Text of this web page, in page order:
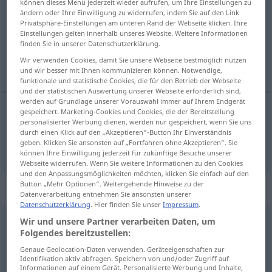
Übersicht aller Übersetzungen
(Für mehr Details die Übersetzung anklicken/antippen)
frei
frei libre
Beispielsätze für "libre"
avoirquartierlibre
können dieses Menü jederzeit wieder aufrufen, um Ihre Einstellungen zu
ändern oder Ihre Einwilligung zu widerrufen, indem Sie auf den Link
Privatsphäre-Einstellungen am unteren Rand der Webseite klicken. Ihre
Einstellungen gelten innerhalb unseres Website. Weitere Informationen
finden Sie in unserer Datenschutzerklärung.
Wir verwenden Cookies, damit Sie unsere Webseite bestmöglich nutzen
und wir besser mit Ihnen kommunizieren können. Notwendige,
funktionale und statistische Cookies, die für den Betrieb der Webseite
und der statistischen Auswertung unserer Webseite erforderlich sind,
werden auf Grundlage unserer Vorauswahl immer auf Ihrem Endgerät
gespeichert. Marketing-Cookies und Cookies, die der Bereitstellung
personalisierter Werbung dienen, werden nur gespeichert, wenn Sie uns
durch einen Klick auf den „Akzeptieren“-Button Ihr Einverständnis
geben. Klicken Sie ansonsten auf „Fortfahren ohne Akzeptieren“. Sie
können Ihre Einwilligung jederzeit für zukünftige Besuche unserer
Webseite widerrufen. Wenn Sie weitere Informationen zu den Cookies
und den Anpassungsmöglichkeiten möchten, klicken Sie einfach auf den
Button „Mehr Optionen“. Weitergehende Hinweise zu der
Datenverarbeitung entnehmen Sie ansonsten unserer
Datenschutzerklärung. Hier finden Sie unserImpressum.
Wir und unsere Partner verarbeiten Daten, um
Folgendes bereitzustellen:
Genaue Geolocation-Daten verwenden. Geräteeigenschaften zur
Identifikation aktiv abfragen. Speichern von und/oder Zugriff auf
Informationen auf einem Gerät. Personalisierte Werbung und Inhalte,